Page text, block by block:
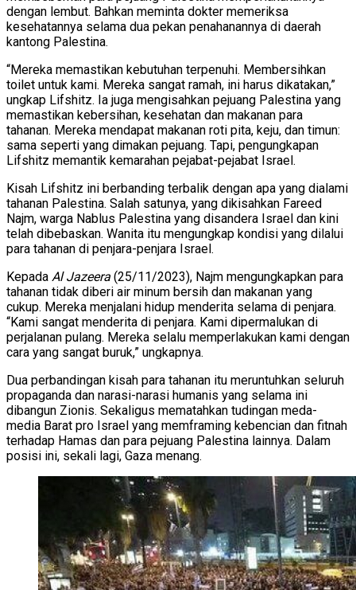
dengan lembut. Bahkan meminta dokter memeriksa
kesehatannya selama dua pekan penahanannya di daerah
kantong Palestina.
“Mereka memastikan kebutuhan terpenuhi. Membersihkan
toilet untuk kami. Mereka sangat ramah, ini harus dikatakan,”
ungkap Lifshitz. Ia juga mengisahkan pejuang Palestina yang
memastikan kebersihan, kesehatan dan makanan para
tahanan. Mereka mendapat makanan roti pita, keju, dan timun:
sama seperti yang dimakan pejuang. Tapi, pengungkapan
Lifshitz memantik kemarahan pejabat-pejabat Israel.
Kisah Lifshitz ini berbanding terbalik dengan apa yang dialami
tahanan Palestina. Salah satunya, yang dikisahkan Fareed
Najm, warga Nablus Palestina yang disandera Israel dan kini
telah dibebaskan. Wanita itu mengungkap kondisi yang dilalui
para tahanan di penjara-penjara Israel.
Kepada Al Jazeera (25/11/2023), Najm mengungkapkan para
tahanan tidak diberi air minum bersih dan makanan yang
cukup. Mereka menjalani hidup menderita selama di penjara.
“Kami sangat menderita di penjara. Kami dipermalukan di
perjalanan pulang. Mereka selalu memperlakukan kami dengan
cara yang sangat buruk,” ungkapnya.
Dua perbandingan kisah para tahanan itu meruntuhkan seluruh
propaganda dan narasi-narasi humanis yang selama ini
dibangun Zionis. Sekaligus mematahkan tudingan meda-
media Barat pro Israel yang memframing kebencian dan fitnah
terhadap Hamas dan para pejuang Palestina lainnya. Dalam
posisi ini, sekali lagi, Gaza menang.